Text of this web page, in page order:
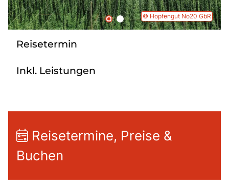
© Hopfengut No20 GbR
Reisetermin
Inkl. Leistungen
Reisetermine, Preise &
Buchen